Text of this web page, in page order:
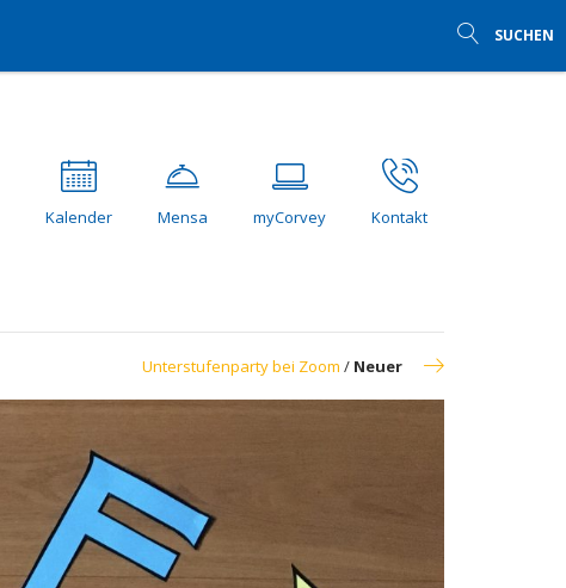
SUCHEN
Kalender Mensa myCorvey Kontakt
Unterstufenparty bei Zoom / Neuer